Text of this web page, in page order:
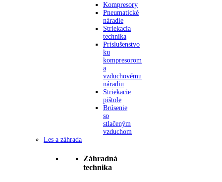
Kompresory
Pneumatické
náradie
Striekacia
technika
Príslušenstvo
ku
kompresorom
a
vzduchovému
náradiu
Striekacie
pištole
Brúsenie
so
stlačeným
vzduchom
Les a záhrada
Záhradná
technika